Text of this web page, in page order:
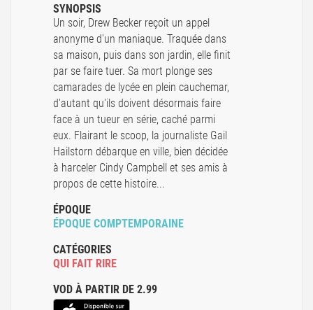
SYNOPSIS
Un soir, Drew Becker reçoit un appel
anonyme d'un maniaque. Traquée dans
sa maison, puis dans son jardin, elle finit
par se faire tuer. Sa mort plonge ses
camarades de lycée en plein cauchemar,
d'autant qu'ils doivent désormais faire
face à un tueur en série, caché parmi
eux. Flairant le scoop, la journaliste Gail
Hailstorn débarque en ville, bien décidée
à harceler Cindy Campbell et ses amis à
propos de cette histoire...
ÉPOQUE
ÉPOQUE COMPTEMPORAINE
CATÉGORIES
QUI FAIT RIRE
VOD À PARTIR DE 2.99